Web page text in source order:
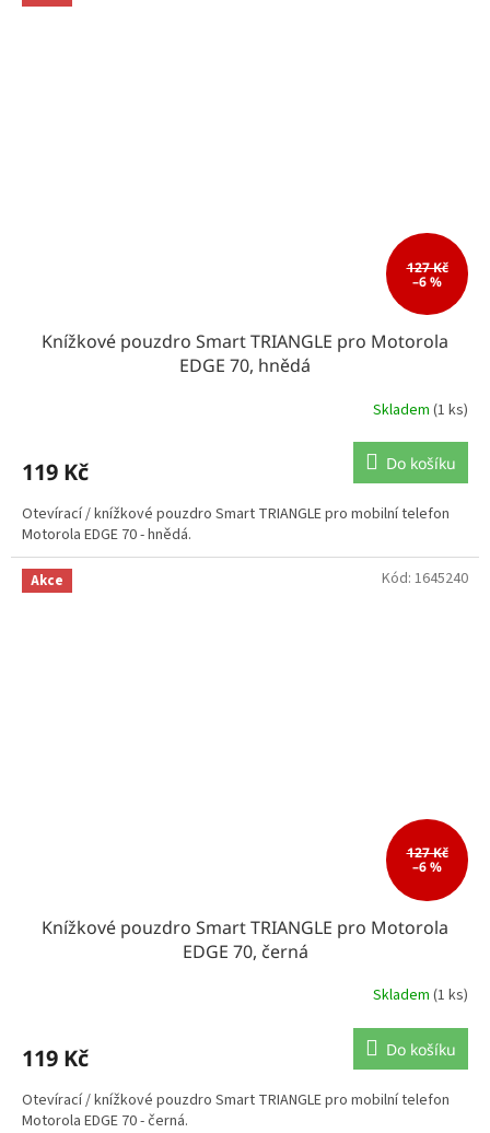
127 Kč
–6 %
Knížkové pouzdro Smart TRIANGLE pro Motorola
EDGE 70, hnědá
Skladem (1 ks)
119 Kč Do košíku
Otevírací / knížkové pouzdro Smart TRIANGLE pro mobilní telefon
Motorola EDGE 70 - hnědá.
Akce
127 Kč
–6 %
Knížkové pouzdro Smart TRIANGLE pro Motorola
EDGE 70, černá
Skladem (1 ks)
119 Kč Do košíku
Otevírací / knížkové pouzdro Smart TRIANGLE pro mobilní telefon
Motorola EDGE 70 - černá.
Kód: 1645240